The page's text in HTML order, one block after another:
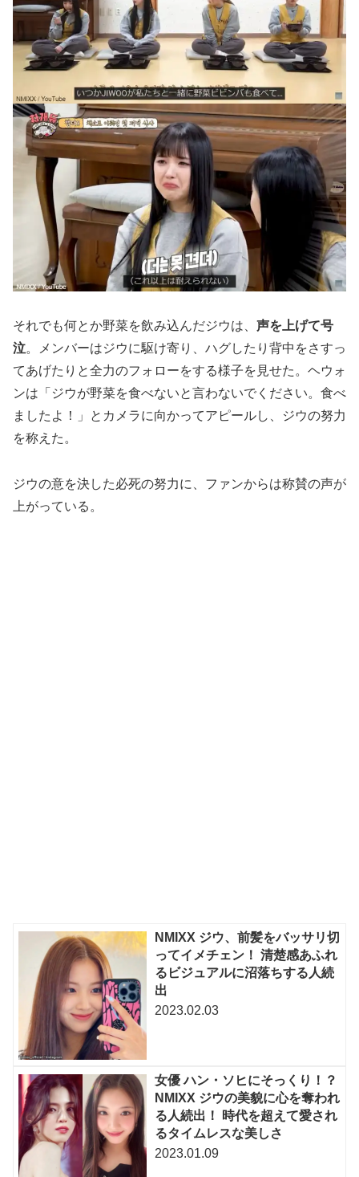
それでも何とか野菜を飲み込んだジウは、 声を上げて号
泣。メンバーはジウに駆け寄り、ハグしたり背中をさすっ
てあげたりと全力のフォローをする様子を見せた。ヘウォ
ンは「ジウが野菜を食べないと言わないでください。食べ
ましたよ！」とカメラに向かってアピールし、ジウの努力
を称えた。
ジウの意を決した必死の努力に、ファンからは称賛の声が
上がっている。
NMIXX ジウ、前髪をバッサリ切
ってイメチェン！ 清楚感あふれ
るビジュアルに沼落ちする人続
出
2023.02.03
女優 ハン・ソヒにそっくり！？
NMIXX ジウの美貌に心を奪われ
る人続出！ 時代を超えて愛され
るタイムレスな美しさ
2023.01.09